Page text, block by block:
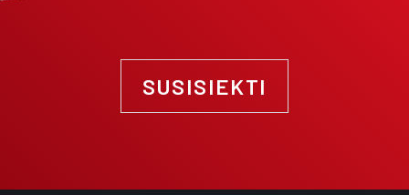
SUSISIEKTI